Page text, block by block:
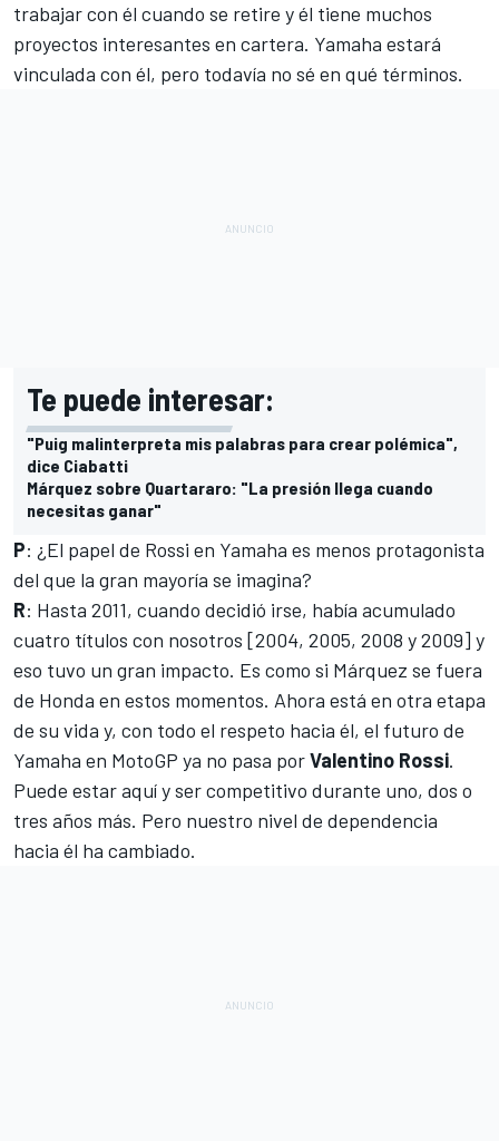
trabajar con él cuando se retire y él tiene muchos
proyectos interesantes en cartera. Yamaha estará
vinculada con él, pero todavía no sé en qué términos.
Te puede interesar:
"Puig malinterpreta mis palabras para crear polémica",
dice Ciabatti
Márquez sobre Quartararo: "La presión llega cuando
necesitas ganar"
P: ¿El papel de Rossi en Yamaha es menos protagonista
del que la gran mayoría se imagina?
R: Hasta 2011, cuando decidió irse, había acumulado
cuatro títulos con nosotros [2004, 2005, 2008 y 2009] y
eso tuvo un gran impacto. Es como si Márquez se fuera
de Honda en estos momentos. Ahora está en otra etapa
de su vida y, con todo el respeto hacia él, el futuro de
Yamaha en MotoGP ya no pasa porValentino Rossi.
Puede estar aquí y ser competitivo durante uno, dos o
tres años más. Pero nuestro nivel de dependencia
hacia él ha cambiado.